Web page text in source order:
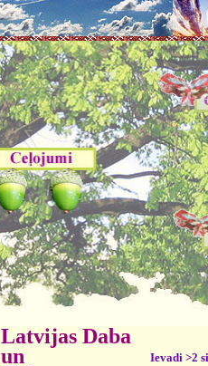
Latvijas Daba
un
Ievadi >2